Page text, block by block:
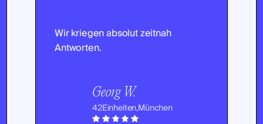
Wir kriegen absolut zeitnah
Antworten.
Georg W.
42Einheiten,München